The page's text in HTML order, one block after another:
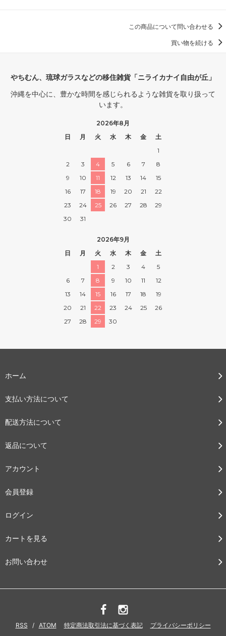
この商品について問い合わせる
買い物を続ける
やちむん、琉球ガラスなどの移住雑貨「ニライカナイ自由が丘」
沖縄を中心に、豊かな時間を感じられるような雑貨を取り扱って
います。
2026年8月
日
月 火 水 木 金
土
1
2
3 4 5 6 7
8
9
10 11 12 13 14
15
16
17 18 19 20 21
22
23
24 25 26 27 28
29
30
31
2026年9月
日
月 火 水 木 金
土
1
2 3 4
5
6
7 8 9 10 11
12
13
14 15 16 17 18
19
20
21 22 23 24 25
26
27
28 29 30
ホーム
支払い方法について
配送方法について
返品について
アカウント
会員登録
ログイン
カートを見る
お問い合わせ
RSS / ATOM 特定商法取引法に基づく表記 プライバシーポリシー